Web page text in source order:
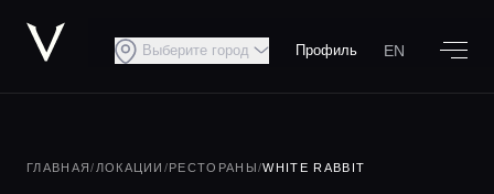
Выберите город Профиль EN
ГЛАВНАЯ/ ЛОКАЦИИ /РЕСТОРАНЫ/WHITE RABBIT